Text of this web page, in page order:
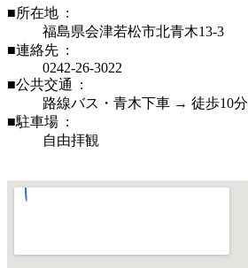
■所在地 :
福島県会津若松市北青木13-3
■連絡先 :
0242-26-3022
■公共交通 :
路線バス・青木下車 → 徒歩10分
■駐車場 :
自由拝観